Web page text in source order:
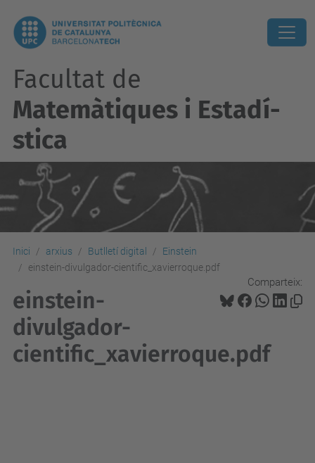
Facultat de
Matemàtiques i Estadí­
stica
Inici arxius Butlletí digital
Einstein
einstein-divulgador-cientific_xavierroque.pdf
Comparteix:
einstein-
divulgador-
cientific_xavierroque.pdf